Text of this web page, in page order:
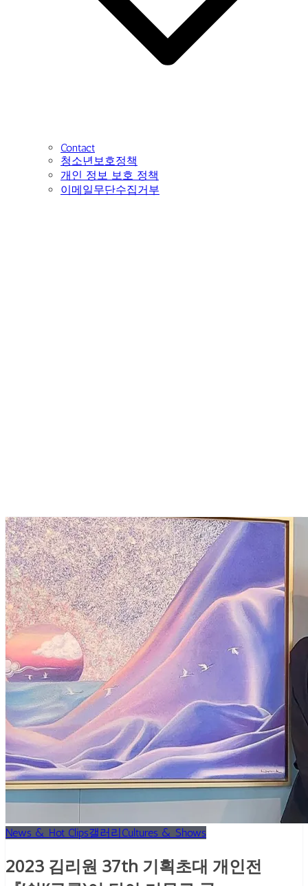
Contact
청소년보호정책
개인 정보 보호 정책
이메일무단수집거부
News & Hot Clips갤러리 Cultures & Shows
2023 김리원 37th 기획초대 개인전